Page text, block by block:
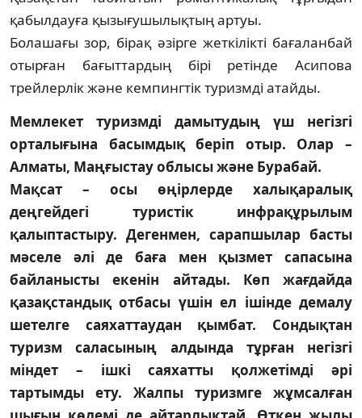
қабылдауға қызығушылықтың артуы.
Болашағы зор, бірақ әзірге жеткілікті бағаланбай
отырған бағыттардың бірі ретінде Асипова
трейлерлік және кемпингтік туризмді атайды.
Мемлекет туризмді дамытудың үш негізгі
орталығына басымдық беріп отыр. Олар –
Алматы, Маңғыстау облысы және Бурабай.
Мақсат – осы өңірлерде халықаралық
деңгейдегі туристік инфрақұрылым
қалыптастыру. Дегенмен, сарапшылар басты
мәселе әлі де баға мен қызмет сапасына
байланысты екенін айтады. Көп жағдайда
қазақстандық отбасы үшін ел ішінде демалу
шетелге саяхаттаудан қымбат. Сондықтан
туризм саласының алдында тұрған негізгі
міндет – ішкі саяхатты қолжетімді әрі
тартымды ету. Жалпы туризмге жұмсалған